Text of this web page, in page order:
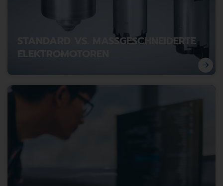
STANDARD VS. MASSGESCHNEIDERTE